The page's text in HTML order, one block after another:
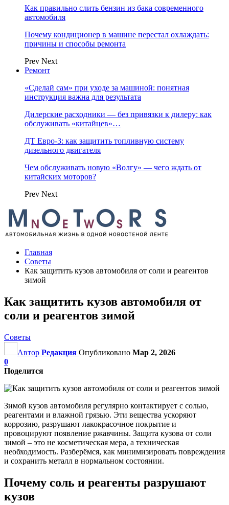
Как правильно слить бензин из бака современного
автомобиля
Почему кондиционер в машине перестал охлаждать:
причины и способы ремонта
Prev Next
Ремонт
«Сделай сам» при уходе за машиной: понятная
инструкция важна для результата
Дилерские расходники — без привязки к дилеру: как
обслуживать «китайцев»…
ДТ Евро-3: как защитить топливную систему
дизельного двигателя
Чем обслуживать новую «Волгу» — чего ждать от
китайских моторов?
Prev Next
Главная
Советы
Как защитить кузов автомобиля от соли и реагентов
зимой
Как защитить кузов автомобиля от
соли и реагентов зимой
Советы
Автор Редакция Опубликовано Мар 2, 2026
0
Поделится
Зимой кузов автомобиля регулярно контактирует с солью,
реагентами и влажной грязью. Эти вещества ускоряют
коррозию, разрушают лакокрасочное покрытие и
провоцируют появление ржавчины. Защита кузова от соли
зимой – это не косметическая мера, а техническая
необходимость. Разберёмся, как минимизировать повреждения
и сохранить металл в нормальном состоянии.
Почему соль и реагенты разрушают
кузов